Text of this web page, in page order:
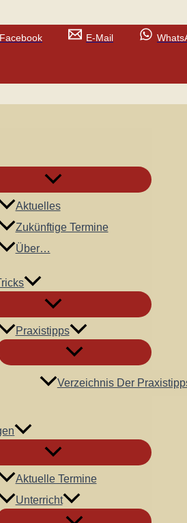
Facebook E-Mail
Aktuelles
Zukünftige Termine
Über…
Praxistipps
Verzeichnis Der
Aktuelle Termine
Unterricht